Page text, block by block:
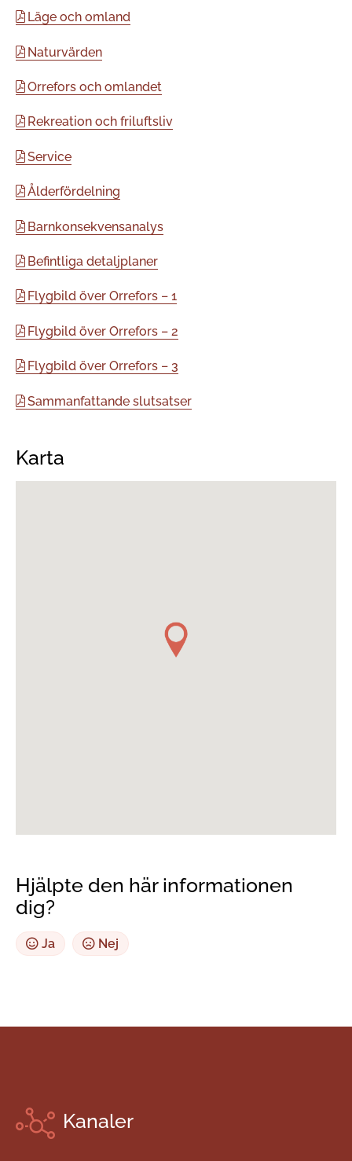
Läge och omland
Naturvärden
Orrefors och omlandet
Rekreation och friluftsliv
Service
Ålderfördelning
Barnkonsekvensanalys
Befintliga detaljplaner
Flygbild över Orrefors – 1
Flygbild över Orrefors – 2
Flygbild över Orrefors – 3
Sammanfattande slutsatser
Karta
Hjälpte den här informationen
dig?
Ja Nej
Kanaler